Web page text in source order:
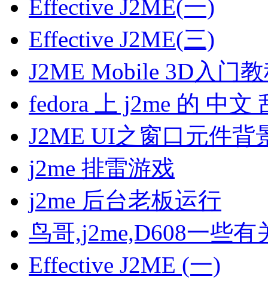
Effective J2ME(一)
Effective J2ME(三)
J2ME Mobile 3D入门
fedora 上 j2me 的 中文
J2ME UI之窗口元件背
j2me 排雷游戏
j2me 后台老板运行
鸟哥,j2me,D608一些有
Effective J2ME (一)